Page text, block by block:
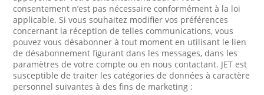
consentement n’est pas nécessaire conformément à la loi
applicable. Si vous souhaitez modifier vos préférences
concernant la réception de telles communications, vous
pouvez vous désabonner à tout moment en utilisant le lien
de désabonnement figurant dans les messages, dans les
paramètres de votre compte ou en nous contactant. JET est
susceptible de traiter les catégories de données à caractère
personnel suivantes à des fins de marketing :